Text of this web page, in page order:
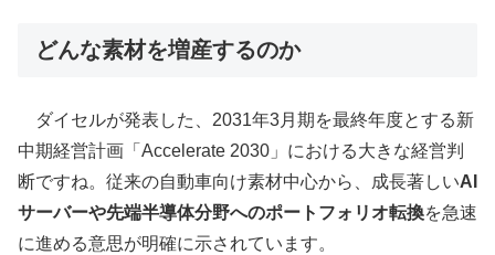
どんな素材を増産するのか
ダイセルが発表した、2031年3月期を最終年度とする新
中期経営計画「Accelerate 2030」における大きな経営判
断ですね。従来の自動車向け素材中心から、成長著しいAI
サーバーや先端半導体分野へのポートフォリオ転換を急速
に進める意思が明確に示されています。